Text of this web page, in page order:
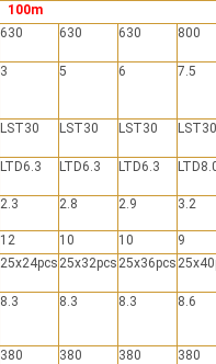
100m
630 630 630 800
3 5 6 7.5
LST30 LST30 LST30 LST30
LTD6.3 LTD6.3 LTD6.3
2.3 2.8 2.9 3.2
12 10 10
9
25x24pcs 25x32pcs 25x36pcs
8.3 8.3 8.3 8.6
380 380 380
380